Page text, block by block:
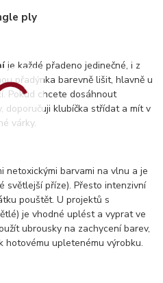
ply
je každé přadeno jedinečné, i z
přadýnka barevně lišit, hlavně u
Pokud chcete dosáhnout
doporučuji klubíčka střídat a mít v
várky.
netoxickými barvami na vlnu a je
světlejší příze). Přesto intenzivní
pouštět. U projektů s
je vhodné uplést a vyprat ve
ubrousky na zachycení barev,
hotovému upletenému výrobku.